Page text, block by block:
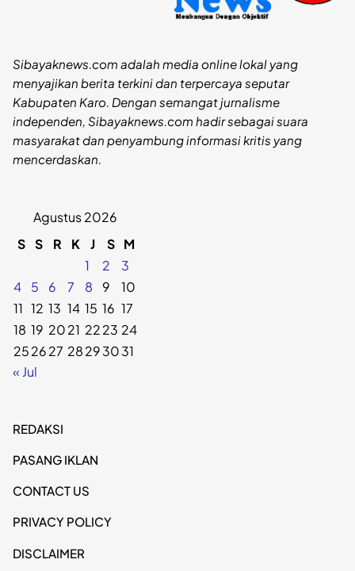
Sibayaknews.com adalah media online lokal yang
menyajikan berita terkini dan terpercaya seputar
Kabupaten Karo. Dengan semangat jurnalisme
independen, Sibayaknews.com hadir sebagai suara
masyarakat dan penyambung informasi kritis yang
mencerdaskan.
Agustus 2026
S S R K J S M
1
2
3
4
5 6 7 8 9
10
11 12 13 14 15 16 17
18 19 2021 2223 24
252627 28293031
« Jul
REDAKSI
PASANG IKLAN
CONTACT US
PRIVACY POLICY
DISCLAIMER